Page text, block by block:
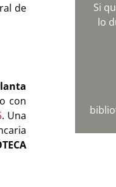
de
con
. Una
Si
lo